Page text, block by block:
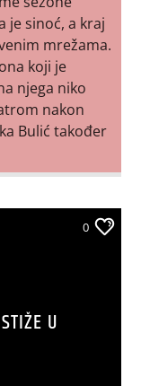
je sinoć, a kraj
mrežama.
koji je
njega niko
nakon
Bulić također
0
U